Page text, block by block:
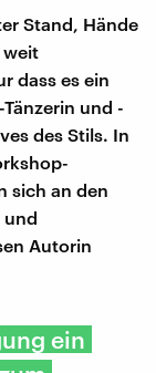
Stand, Hände
weit
dass es ein
und -
des Stils. In
sich an den
und
Autorin
ein